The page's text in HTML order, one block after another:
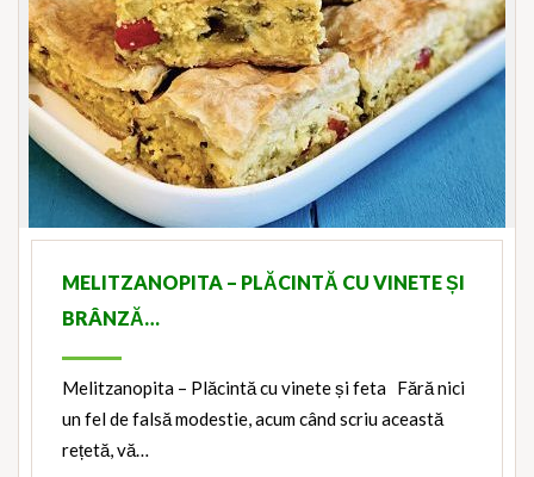
MELITZANOPITA – PLĂCINTĂ CU VINETE ȘI
BRÂNZĂ…
Melitzanopita – Plăcintă cu vinete și feta Fără nici
un fel de falsă modestie, acum când scriu această
rețetă, vă…